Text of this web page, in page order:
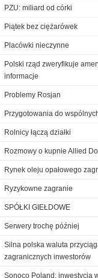
PZU: miliard od córki
Piątek bez ciężarówek
Placówki nieczynne
Polski rząd zweryfikuje
informacje
Problemy Rosjan
Przygotowania do
Rolnicy łączą działki
Rozmowy o kupnie Allied
Rynek oleju opałowego
Ryzykowne zagranie
SPÓŁKI GIEŁDOWE
Serwery trochę później
Silna polska waluta
zagranicznych inwestorów
Sonoco Poland: inwestycja